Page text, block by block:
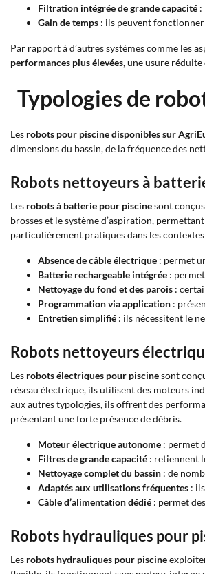
Filtration intégrée de grande capacité :
Gain de temps : ils peuvent fonctionner
Par rapport à d’autres systèmes comme les
performances plus élevées, une usure
Typologies de
Les robots pour piscine disponibles sur
dimensions du bassin, de la fréquence des
Robots nettoyeurs à
Les robots à batterie pour piscinesont
brosses et le système d’aspiration,
particulièrement pratiques dans les
Absence de câble électrique : permet
Batterie rechargeable intégrée :
Nettoyage du fond et des parois :
Programmation via application :
Entretien simplifié : ils nécessitent le
Robots nettoyeurs
Les robots électriques pour piscinesont
réseau électrique, ils utilisent des moteurs
aux autres typologies, ils offrent des
présentant une forte présence de débris.
Moteur électrique autonome : permet
Filtres de grande capacité : retiennent
Nettoyage complet du bassin : de
Adaptés aux utilisations fréquentes :
Câble d’alimentation dédié : permet
Robots hydrauliques pour
Les robots hydrauliques pour piscine